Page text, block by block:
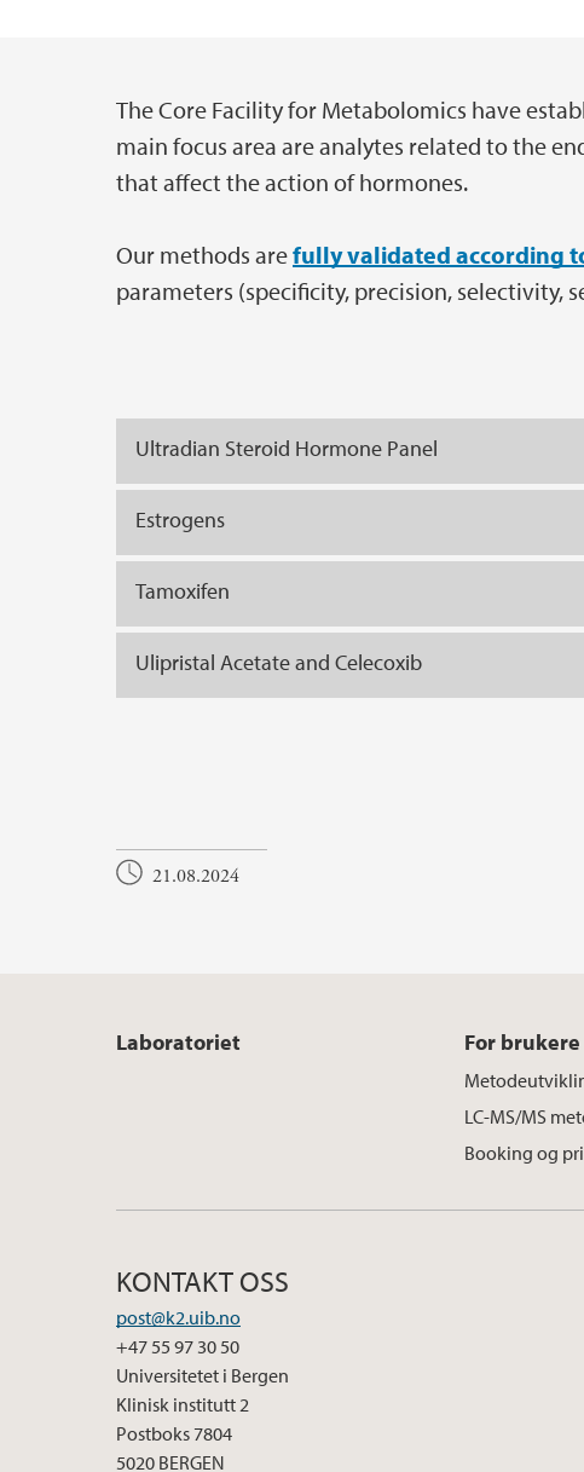
Hovedinnhold
The Core Facility for Metabolomics have
main focus area are analytes related to the
that affect the action of hormones.
Our methods arefully validated according
parameters (specificity, precision,
Ultradian Steroid Hormone Panel
Estrogens
Tamoxifen
Ulipristal Acetate and Celecoxib
21.08.2024
Laboratoriet For brukere
LC-MS/MS
Booking og
KONTAKT OSS
post@k2.uib.no
+47 55 97 30 50
Universitetet i Bergen
Klinisk institutt 2
Postboks 7804
5020 BERGEN